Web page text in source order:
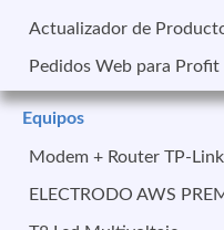
Actualizador de
Pedidos Web para Profit
Equipos
Modem + Router TP-
ELECTRODO AWS